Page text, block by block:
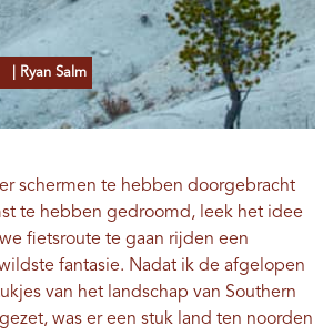
| Ryan Salm
schermen te hebben doorgebracht
te hebben gedroomd, leek het idee
fietsroute te gaan rijden een
fantasie. Nadat ik de afgelopen
van het landschap van Southern
was er een stuk land ten noorden